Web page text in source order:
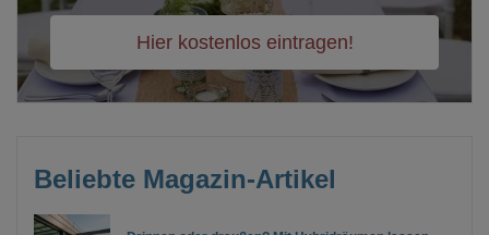
Hier kostenlos eintragen!
Beliebte Magazin-Artikel